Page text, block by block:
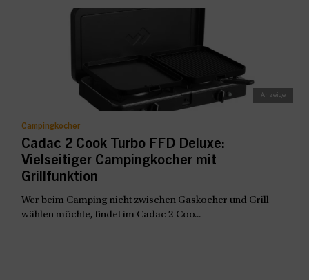
Campingkocher
Cadac 2 Cook Turbo FFD Deluxe:
Vielseitiger Campingkocher mit
Grillfunktion
Wer beim Camping nicht zwischen Gaskocher und Grill
wählen möchte, findet im Cadac 2 Coo...